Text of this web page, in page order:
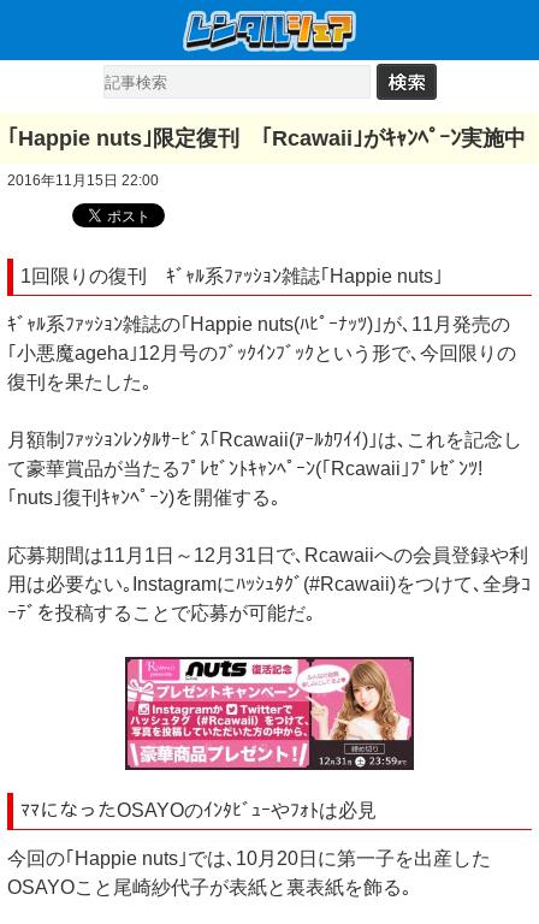
｢Happie nuts｣限定復刊 ｢Rcawaii｣がｷｬﾝﾍﾟｰﾝ実施中
2016年11月15日 22:00
1回限りの復刊 ｷﾞｬﾙ系ﾌｧｯｼｮﾝ雑誌｢Happie nuts｣
ｷﾞｬﾙ系ﾌｧｯｼｮﾝ雑誌の｢Happie nuts(ﾊﾋﾟｰﾅｯﾂ)｣が､11月発売の
｢小悪魔ageha｣12月号のﾌﾞｯｸｲﾝﾌﾞｯｸという形で､今回限りの
復刊を果たした｡
月額制ﾌｧｯｼｮﾝﾚﾝﾀﾙｻｰﾋﾞｽ｢Rcawaii(ｱｰﾙｶﾜｲｲ)｣は､これを記念し
て豪華賞品が当たるﾌﾟﾚｾﾞﾝﾄｷｬﾝﾍﾟｰﾝ(｢Rcawaii｣ﾌﾟﾚｾﾞﾝﾂ!
｢nuts｣復刊ｷｬﾝﾍﾟｰﾝ)を開催する｡
応募期間は11月1日～12月31日で､Rcawaiiへの会員登録や利
用は必要ない｡Instagramにﾊｯｼｭﾀｸﾞ(#Rcawaii)をつけて､全身ｺ
ｰﾃﾞを投稿することで応募が可能だ｡
ﾏﾏになったOSAYOのｲﾝﾀﾋﾞｭｰやﾌｫﾄは必見
今回の｢Happie nuts｣では､10月20日に第一子を出産した
OSAYOこと尾崎紗代子が表紙と裏表紙を飾る｡